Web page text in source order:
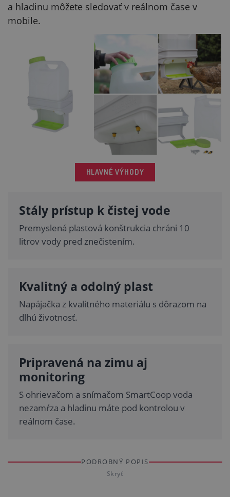
a hladinu môžete sledovať v reálnom čase v
mobile.
HLAVNÉ VÝHODY
Stály prístup k čistej vode
Premyslená plastová konštrukcia chráni 10
litrov vody pred znečistením.
Kvalitný a odolný plast
Napájačka z kvalitného materiálu s dôrazom na
dlhú životnosť.
Pripravená na zimu aj
monitoring
S ohrievačom a snímačom SmartCoop voda
nezamŕza a hladinu máte pod kontrolou v
reálnom čase.
PODROBNÝ POPIS
Skryť